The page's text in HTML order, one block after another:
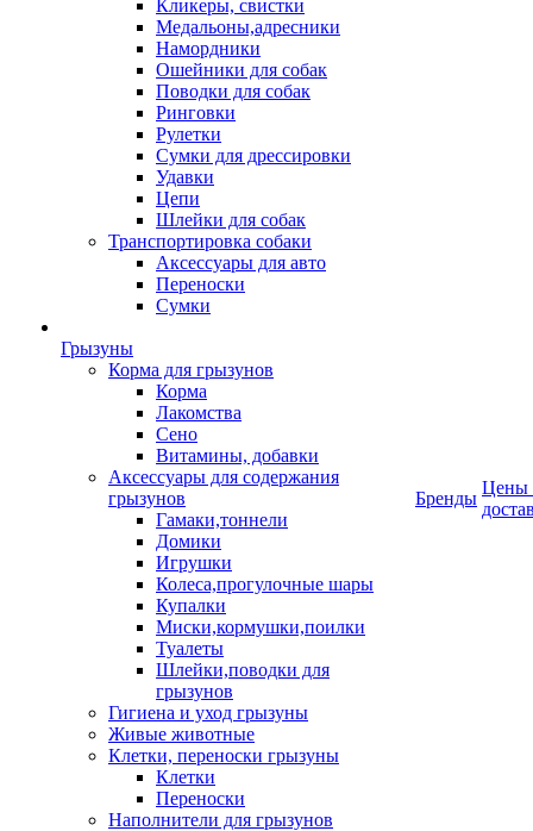
Кликеры, свистки
Медальоны,адресники
Намордники
Ошейники для собак
Поводки для собак
Ринговки
Рулетки
Сумки для дрессировки
Удавки
Цепи
Шлейки для собак
Транспортировка собаки
Аксессуары для авто
Переноски
Сумки
Грызуны
Корма для грызунов
Корма
Лакомства
Сено
Витамины, добавки
Аксессуары для содержания
грызунов
Гамаки,тоннели
Домики
Игрушки
Колеса,прогулочные шары
Купалки
Миски,кормушки,поилки
Туалеты
Шлейки,поводки для
грызунов
Гигиена и уход грызуны
Живые животные
Клетки, переноски грызуны
Клетки
Переноски
Наполнители для грызунов
Бренды
Цены